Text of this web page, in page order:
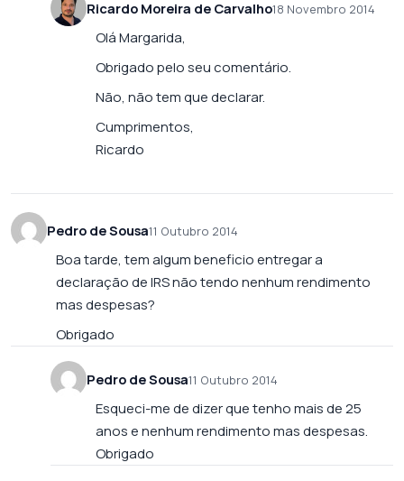
Ricardo Moreira de Carvalho18 Novembro 2014
Olá Margarida,
Obrigado pelo seu comentário.
Não, não tem que declarar.
Cumprimentos,
Ricardo
Pedro de Sousa11 Outubro 2014
Boa tarde, tem algum beneficio entregar a
declaração de IRS não tendo nenhum rendimento
mas despesas?
Obrigado
Pedro de Sousa11 Outubro 2014
Esqueci-me de dizer que tenho mais de 25
anos e nenhum rendimento mas despesas.
Obrigado